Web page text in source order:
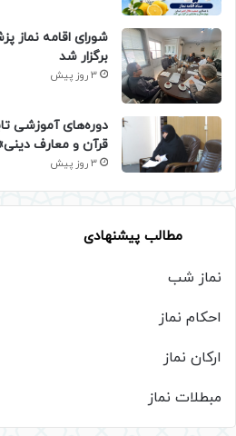
شورای اقامه نماز
برگزار شد
3 روز پیش
دوره‌های آموزشی
قرآن و معارف
3 روز پیش
مطالب پیشنهادی
نماز شب
احکام نماز
ارکان نماز
مبطلات نماز